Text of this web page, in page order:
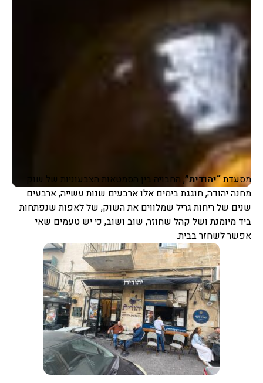
מסעדת“יהודית”, החבויה בין הסמטאות הצבעוניות של שוק
מחנה יהודה, חוגגת בימים אלו ארבעים שנות עשייה, ארבעים
שנים של ריחות גריל שמלווים את השוק, של לאפות שנפתחות
ביד מיומנת ושל קהל שחוזר, שוב ושוב, כי יש טעמים שאי
אפשר לשחזר בבית.